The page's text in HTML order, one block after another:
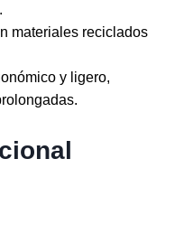
materiales reciclados
y ligero,